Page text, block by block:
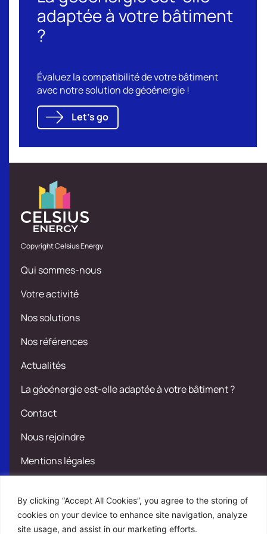
By clicking “Accept All Cookies”, you agree to the storing of
cookies on your device to enhance site navigation, analyze
site usage, and assist in our marketing efforts.
adaptée à votre bâtiment
?
Évaluez la compatibilité de votre bâtiment
avec notre solution de géoénergie !
Let's go
Copyright Celsius Energy
Qui sommes-nous
Votre activité
Nos solutions
Nos références
Actualités
La géoénergie est-elle adaptée à votre bâtiment ?
Contact
Nous rejoindre
Mentions légales
CGU